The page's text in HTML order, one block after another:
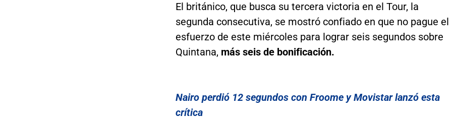
El británico, que busca su tercera victoria en el Tour, la
segunda consecutiva, se mostró confiado en que no pague el
esfuerzo de este miércoles para lograr seis segundos sobre
Quintana, más seis de bonificación.
Nairo perdió 12 segundos con Froome y Movistar lanzó esta
crítica